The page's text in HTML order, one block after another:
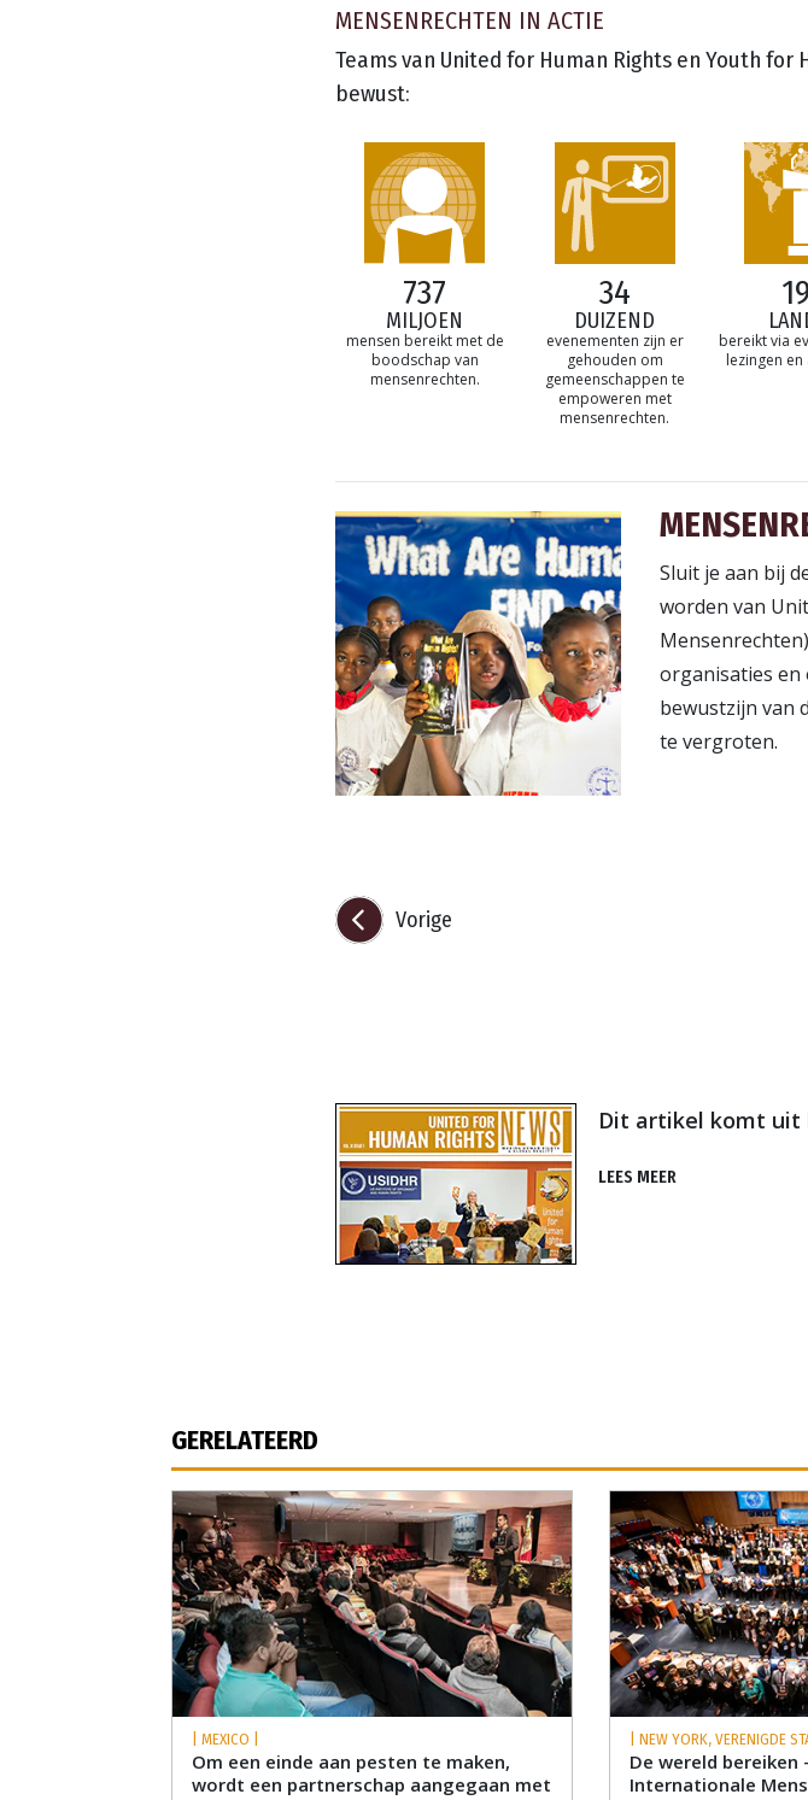
MENSENRECHTEN IN ACTIE
Teams van United for Human Rights en Youth
bewust:
737
MILJOEN
mensen bereikt met de
boodschap van
mensenrechten.
34
DUIZEND
evenementen zijn er
gehouden om
gemeenschappen te
empoweren met
mensenrechten.
bereikt via
lezingen
Sluit je aan bij
worden van
organisaties en
bewustzijn van
te vergroten.
Vorige
Dit artikel komt uit
LEES MEER
GERELATEERD
| MEXICO |
Om een einde aan pesten te maken,
wordt een partnerschap aangegaan met
| NEW YORK, VERENIGDE
De wereld bereiken
Internationale